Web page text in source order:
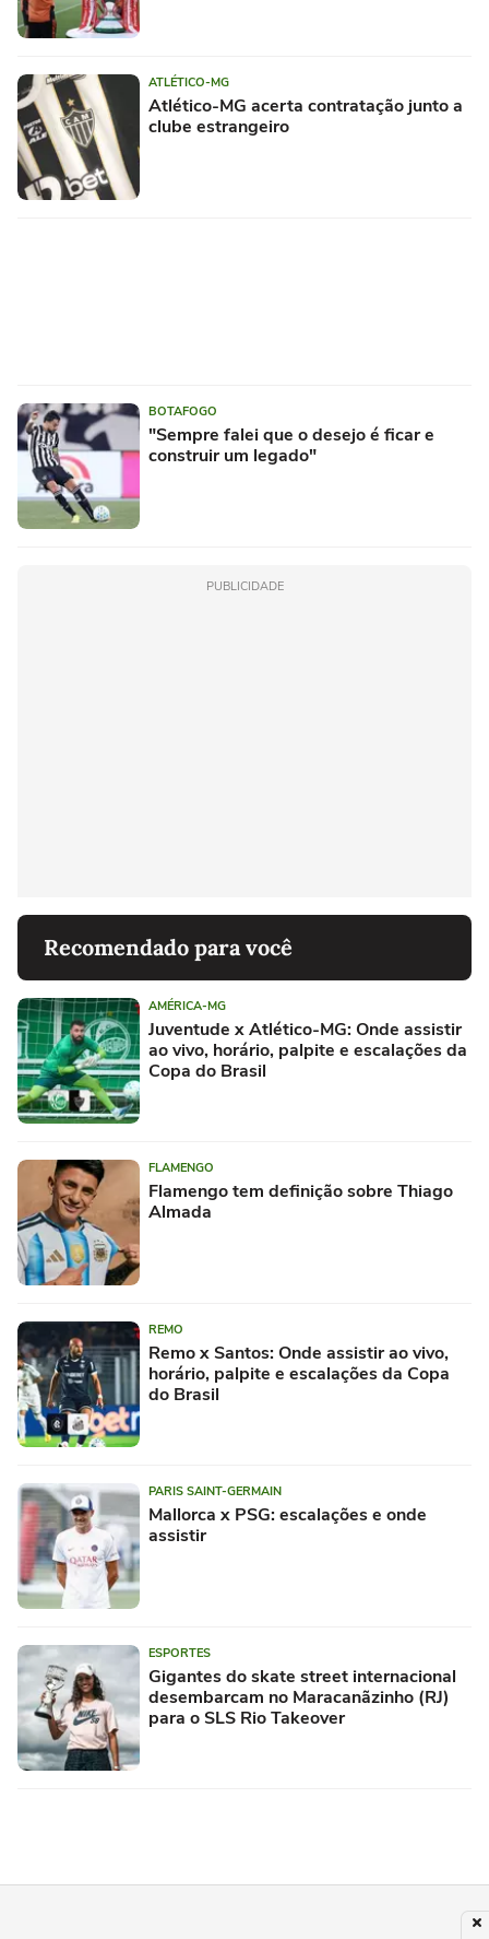
ATLÉTICO-MG
Atlético-MG acerta contratação junto a
clube estrangeiro
BOTAFOGO
"Sempre falei que o desejo é ficar e
construir um legado"
PUBLICIDADE
Recomendado para você
AMÉRICA-MG
Juventude x Atlético-MG: Onde assistir
ao vivo, horário, palpite e escalações da
Copa do Brasil
FLAMENGO
Flamengo tem definição sobre Thiago
Almada
REMO
Remo x Santos: Onde assistir ao vivo,
horário, palpite e escalações da Copa
do Brasil
PARIS SAINT-GERMAIN
Mallorca x PSG: escalações e onde
assistir
ESPORTES
Gigantes do skate street internacional
desembarcam no Maracanãzinho (RJ)
para o SLS Rio Takeover